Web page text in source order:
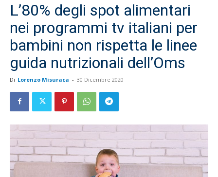
L’80% degli spot alimentari
nei programmi tv italiani per
bambini non rispetta le linee
guida nutrizionali dell’Oms
Di Lorenzo Misuraca - 30 Dicembre 2020